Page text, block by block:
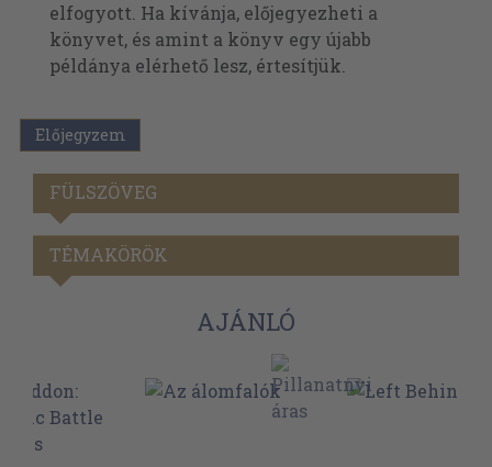
elfogyott. Ha kívánja, előjegyezheti a
könyvet, és amint a könyv egy újabb
példánya elérhető lesz, értesítjük.
Előjegyzem
FÜLSZÖVEG
TÉMAKÖRÖK
AJÁNLÓ